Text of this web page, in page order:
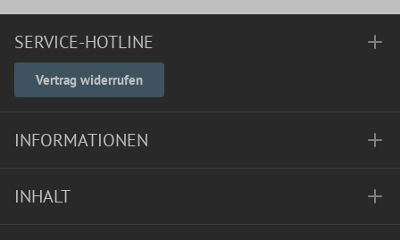
SERVICE-HOTLINE
Vertrag widerrufen
INFORMATIONEN
INHALT